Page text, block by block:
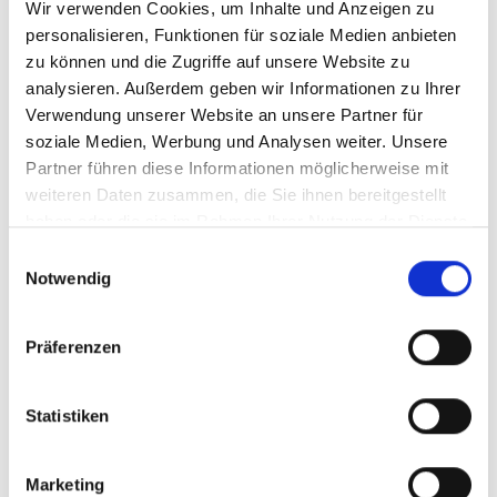
Wir verwenden Cookies, um Inhalte und Anzeigen zu
personalisieren, Funktionen für soziale Medien anbieten
zu können und die Zugriffe auf unsere Website zu
analysieren. Außerdem geben wir Informationen zu Ihrer
Verwendung unserer Website an unsere Partner für
soziale Medien, Werbung und Analysen weiter. Unsere
Partner führen diese Informationen möglicherweise mit
weiteren Daten zusammen, die Sie ihnen bereitgestellt
Notwendig
Präferenzen
Statistiken
Marketing
Seite teilen https://www.international-climate-
initiative.com/PROJECT2051
Videos zum Projekt
Diese Inhalte können nicht angezeigt werden, da die
Marketing-Cookies abgelehnt wurden. Klicken Sie
, um die Cookies zu akzeptieren und das Video